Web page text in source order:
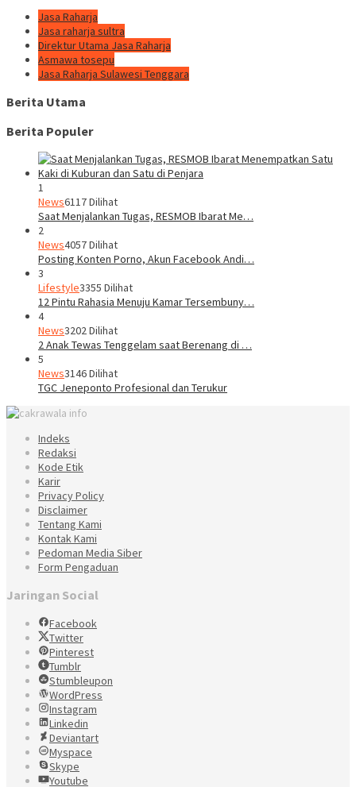
Jasa Raharja
Jasa raharja sultra
Direktur Utama Jasa Raharja
Asmawa tosepu
Jasa Raharja Sulawesi Tenggara
Berita Utama
Berita Populer
1
News6117 Dilihat
Saat Menjalankan Tugas, RESMOB Ibarat Me…
2
News4057 Dilihat
Posting Konten Porno, Akun Facebook Andi…
3
Lifestyle3355 Dilihat
12 Pintu Rahasia Menuju Kamar Tersembuny…
4
News3202 Dilihat
2 Anak Tewas Tenggelam saat Berenang di …
5
News3146 Dilihat
TGC Jeneponto Profesional dan Terukur
Indeks
Redaksi
Kode Etik
Karir
Privacy Policy
Disclaimer
Tentang Kami
Kontak Kami
Pedoman Media Siber
Form Pengaduan
Jaringan Social
Facebook
Twitter
Pinterest
Tumblr
Stumbleupon
WordPress
Instagram
Linkedin
Deviantart
Myspace
Skype
Youtube